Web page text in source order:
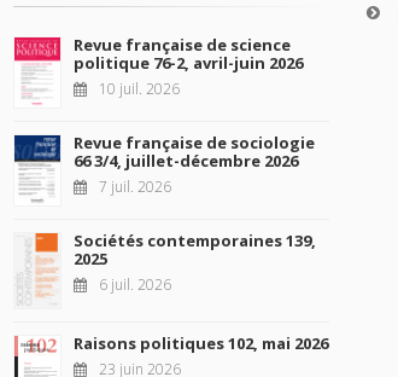
Revue française de science
politique 76-2, avril-juin 2026
10 juil. 2026
Revue française de sociologie
66 3/4, juillet-décembre 2026
7 juil. 2026
Sociétés contemporaines 139,
2025
6 juil. 2026
Raisons politiques 102, mai 2026
23 juin 2026